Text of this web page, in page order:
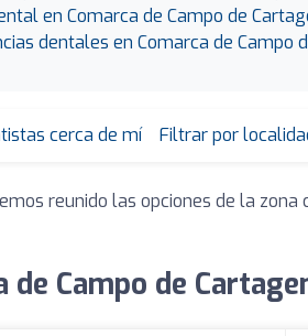
en Comarca de Campo de
dentales en Comarca de Campo
cerca de mí Filtrar por
reunido las opciones de la
Campo de